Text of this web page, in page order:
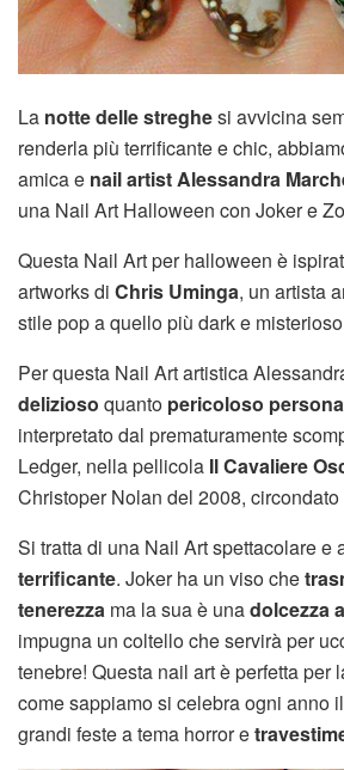
La notte delle streghesi avvicina
renderla più terrificante e chic,
amica e nail artist Alessandra
una Nail Art Halloween con Joker e
Questa Nail Art per halloween è
artworks di Chris Uminga, un artista
stile pop a quello più dark e
Per questa Nail Art artistica
delizioso quanto pericoloso
interpretato dal prematuramente
Ledger, nella pellicola Il Cavaliere
Christoper Nolan del 2008,
Si tratta di una Nail Art spettacolare e
terrificante. Joker ha un viso che
tenerezza ma la sua è unadolcezza
impugna un coltello che servirà per
tenebre! Questa nail art è perfetta per
come sappiamo si celebra ogni anno il
grandi feste a tema horror e